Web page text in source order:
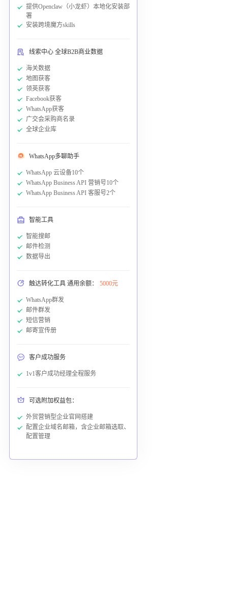
提供Openclaw（小龙虾）本地化安装部
署
安装跨境魔方skills
线索中心 全球B2B商业数据
海关数据
地图获客
领英获客
Facebook获客
WhatsApp获客
广交会采购商名录
全球企业库
WhatsApp多聊助手
WhatsApp 云设备10个
WhatsApp Business API 营销号10个
WhatsApp Business API 客服号2个
智能工具
智能搜邮
邮件检测
数据导出
触达转化工具 通用余额： 5000元
WhatsApp群发
邮件群发
短信营销
邮寄宣传册
客户成功服务
1v1客户成功经理全程服务
可选附加权益包：
外贸营销型企业官网搭建
配置企业域名邮箱，含企业邮箱选取、
配置管理